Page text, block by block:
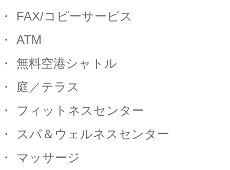
・
FAX/コピーサービス
・
ATM
・
無料空港シャトル
・
庭／テラス
・
フィットネスセンター
・
スパ＆ウェルネスセンター
・
マッサージ